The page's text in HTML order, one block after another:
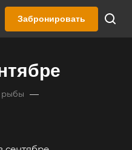
Забронировать
рыбы —